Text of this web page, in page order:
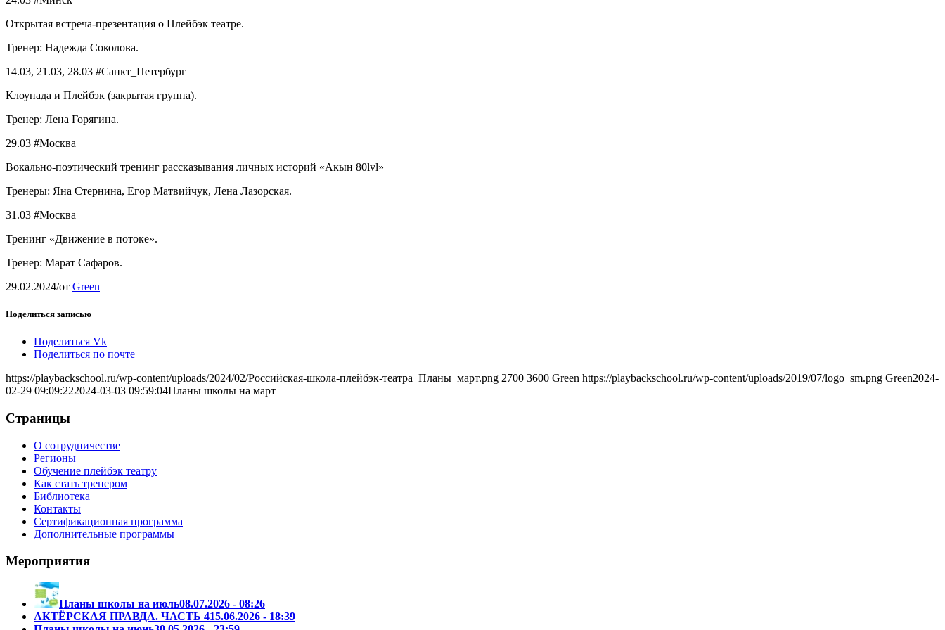
Открытая встреча-презентация о Плейбэк театре.
Тренер: Надежда Соколова.
14.03, 21.03, 28.03 #Санкт_Петербург
Клоунада и Плейбэк (закрытая группа).
Тренер: Лена Горягина.
29.03 #Москва
Вокально-поэтический тренинг рассказывания личных историй «Акын 80lvl»
Тренеры: Яна Стернина, Егор Матвийчук, Лена Лазорская.
31.03 #Москва
Тренинг «Движение в потоке».
Тренер: Марат Сафаров.
29.02.2024/от Green
Поделиться записью
Поделиться Vk
Поделиться по почте
https://playbackschool.ru/wp-content/uploads/2024/02/Российская-школа-плейбэк-театра_Планы_март.png 2700 3600 Green https://playbackschool.ru/wp-content/uploads/2019/07/logo_sm.png Green2024-
02-29 09:09:222024-03-03 09:59:04Планы школы на март
Страницы
О сотрудничестве
Регионы
Обучение плейбэк театру
Как стать тренером
Библиотека
Контакты
Сертификационная программа
Дополнительные программы
Мероприятия
Планы школы на июль08.07.2026 - 08:26
АКТЁРСКАЯ ПРАВДА. ЧАСТЬ 415.06.2026 - 18:39